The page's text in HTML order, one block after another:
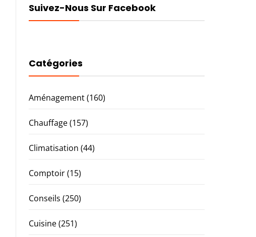
Suivez-Nous Sur Facebook
Catégories
Aménagement(160)
Chauffage(157)
Climatisation (44)
Comptoir(15)
Conseils (250)
Cuisine(251)